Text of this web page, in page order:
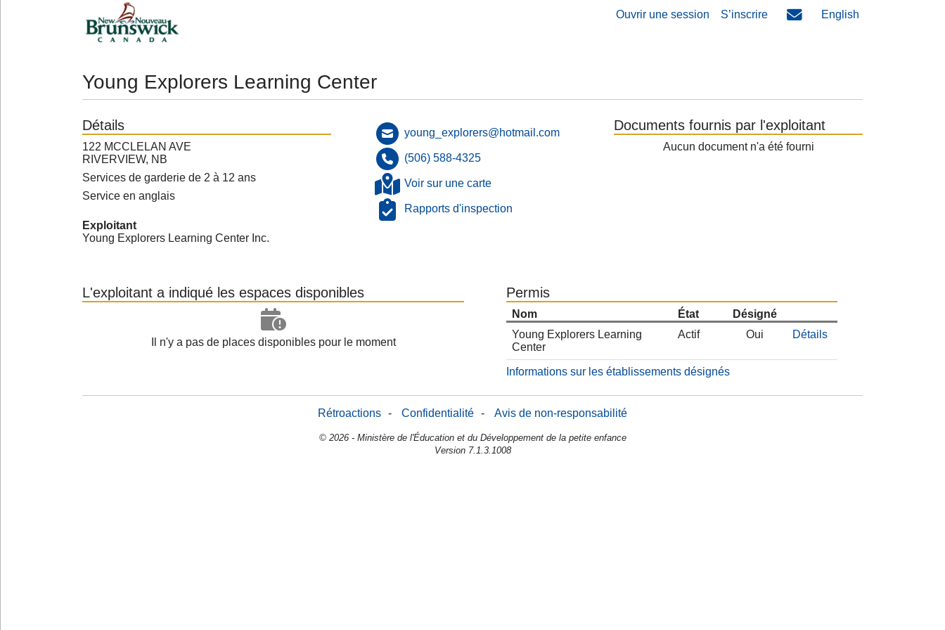
Ouvrir une session S’inscrire English
Young Explorers Learning Center
Détails
122 MCCLELAN AVE
RIVERVIEW, NB
Services de garderie de 2 à 12 ans
Service en anglais
Exploitant
Young Explorers Learning Center Inc.
young_explorers@hotmail.com
(506) 588-4325
Voir sur une carte
Rapports d'inspection
Documents fournis par l'exploitant
Aucun document n'a été fourni
L'exploitant a indiqué les espaces disponibles
Il n'y a pas de places disponibles pour le moment
Permis
Nom État
Désigné
Young Explorers Learning
Center
Actif Oui Détails
Informations sur les établissements désignés
Rétroactions - Confidentialité - Avis de non-responsabilité
© 2026 - Ministère de l'Éducation et du Développement de la petite enfance
Version 7.1.3.1008